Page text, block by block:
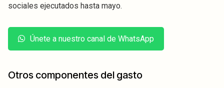
sociales ejecutados hasta mayo.
Únete a nuestro canal de WhatsApp
Otros componentes del gasto